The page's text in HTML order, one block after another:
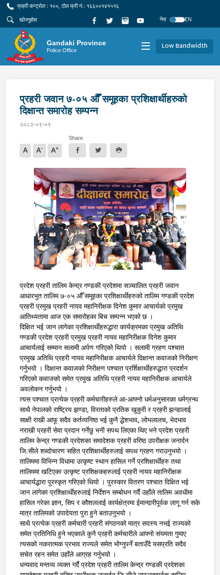
प्रहरी कन्ट्रोल : १००, टोल फ्री नं.: १६६००१४१५१६
नेपा
EN
Gandaki Province
Police Office Low Bandwidth
प्रहरी जवान ७-०५ औँ समूहका प्रशिक्षार्थीहरुको
दिक्षान्त समारोह सम्पन्न
२०८२-०९-०९
A A- A+
Share
प्रदेश प्रहरी तालिम केन्द्र गण्डकी प्रदेशमा सञ्चालित प्रहरी जवान
आधारभुत तालिम ७-०५ औँ समूहका प्रशिक्षार्थीहरुको तालिम गण्डकी प्रदेश
प्रहरी प्रमुख प्रहरी नायव महानिरीक्षक दिनेश कुमार आचार्यको प्रमुख
आतिथ्यतामा आज एक समारोहका बिच सम्पन्न भएको छ ।
दिक्षित भई जान लागेका प्रशिक्षार्थीहरुद्धारा कार्यक्रमका प्रमुख अतिथि
गण्डकी प्रदेश प्रहरी प्रमुख प्रहरी नायव महानिरीक्षक दिनेश कुमार
आचार्यलाई सम्मान सलामी अर्पण गरिएको थियो । सलामी ग्रहण पश्चात
प्रमुख अतिथि प्रहरी नायव महानिरीक्षक आचार्यले दिक्षान्त कवाजको निरीक्षण
गर्नुभयो । दिक्षान्त कवाजको निरीक्षण पश्चात प्रर्शिक्षार्थीहरुद्धारा प्रदर्शन
गरिएको कवाजको समेत प्रमुख अतिथि प्रहरी नायव महानिरीक्षक आचार्यले
अवलोकन गर्नुभयो ।
त्यस पश्चात प्रत्येक प्रहरी कर्मचारीहरुले आ-आफ्नो धर्मअनुसारका धर्मग्रन्थ
साथै नेपालको राष्ट्रिय झण्डा, विरताको प्रतिक खुकुरी र प्रहरी झन्डालाई
साक्षी राखी आफू सदैव कर्तव्यनिष्ठ भई कुनै द्धेशभाव, लोभलालच, भेदभाव
नराखी प्रहरी सेवा प्रदान गर्नेछु भनी सपथ लिएका थिए भने प्रदेश प्रहरी
तालिम केन्द्र गण्डकी प्रदेशका समादेशक प्रहरी वरिष्ठ उपरीक्षक जनार्दन
जि.सीले शब्दोचारण सहित प्रशिक्षार्थीहरुलाई सपथ ग्रहण गराउनुभयो ।
तालिममा विभिन्न विधामा उत्कृष्ट स्थान हासिल गर्ने प्रशिक्षार्थीहरु तथा
तालिममा खटिएका उत्कृष्ट प्रशिक्षकहरुलाई प्रहरी नायव महानिरीक्षक
आचार्यद्धारा पुरस्कृत गरिएको थियो । पुरस्कार वितरण पश्चात दिक्षित भई
जान लागेका प्रशिक्षार्थीहरुलाई निर्देशन सम्बोधन गर्दै उहाँले तालिम अवधीमा
हासिल गरेका ज्ञान, सिप र कौशललाई कार्यक्षेत्रमा ईमान्दारीपूर्वक लागू गर्न सके
मात्र तालिमको उपादेयता पुरा हुने बताउनुभयो ।
साथै प्रत्येक प्रहरी कर्मचारी प्रहरी संगठनको मात्र सदस्य नभई राज्यको
समेत प्रतिनिधि हुने भएकाले कुनै प्रहरी कर्मचारीले आफ्नो संयमता गुमाए
त्यसको नकरात्मक प्रभाव राज्यले समेत भोग्नुपर्ने बताउँदै यसप्रति सदैव
सचेत रहन समेत उहाँले आग्रह गर्नुभयो ।
धन्यवाद मन्तव्य व्यक्त गर्दै प्रदेश प्रहरी तालिम केन्द्र गण्डकी प्रदेशका